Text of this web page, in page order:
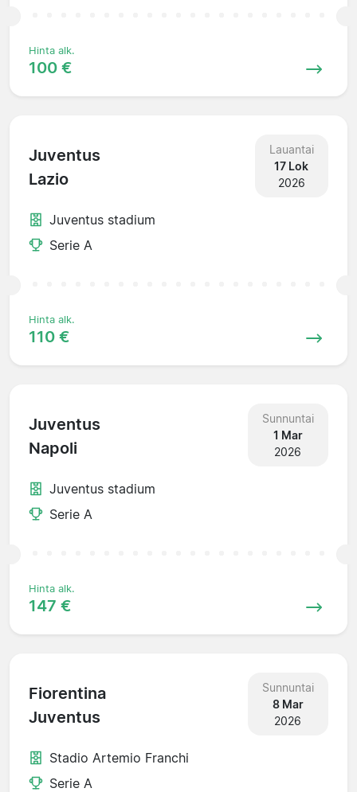
Hinta alk.
100 €
Juventus
Lazio
Lauantai
17 Lok
2026
Juventus stadium
Serie A
Hinta alk.
110 €
Juventus
Napoli
Sunnuntai
1 Mar
2026
Juventus stadium
Serie A
Hinta alk.
147 €
Fiorentina
Juventus
Sunnuntai
8 Mar
2026
Stadio Artemio Franchi
Serie A